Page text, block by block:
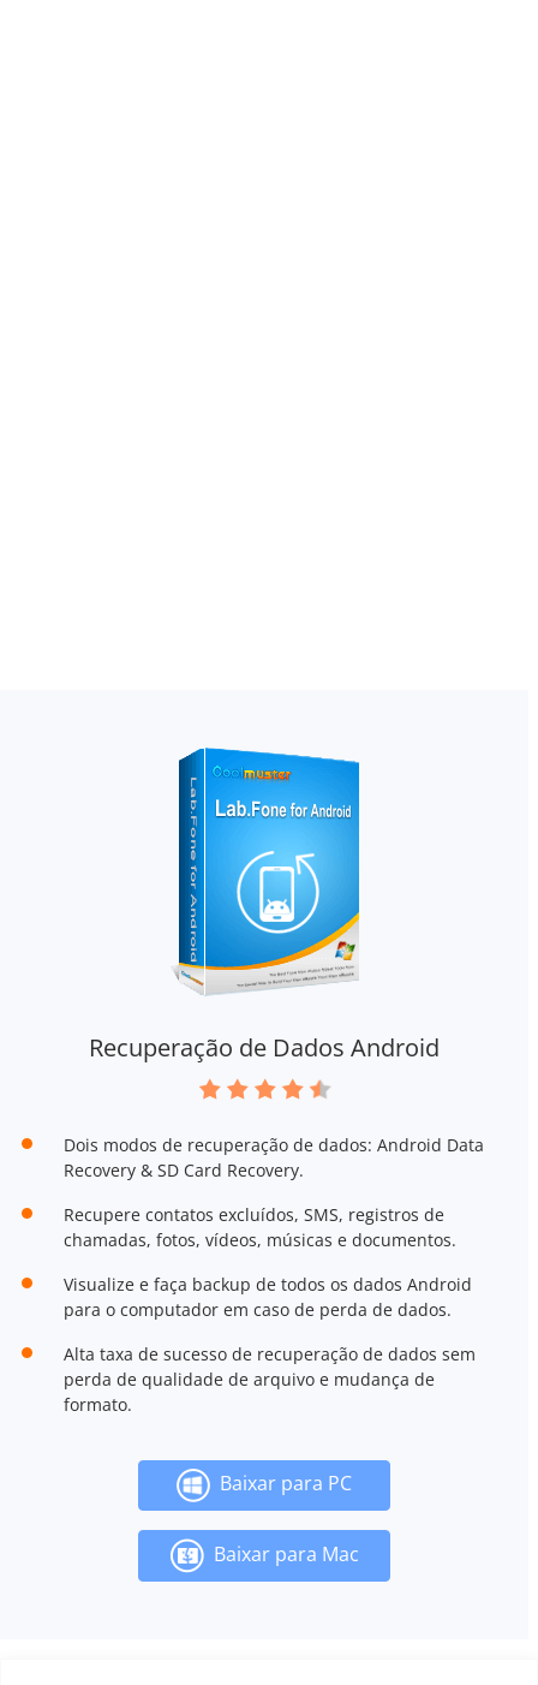
Recuperação de Dados Android
Dois modos de recuperação de dados: Android Data
Recovery & SD Card Recovery.
Recupere contatos excluídos, SMS, registros de
chamadas, fotos, vídeos, músicas e documentos.
Visualize e faça backup de todos os dados Android
para o computador em caso de perda de dados.
Alta taxa de sucesso de recuperação de dados sem
perda de qualidade de arquivo e mudança de
formato.
Baixar para PC
Baixar para Mac